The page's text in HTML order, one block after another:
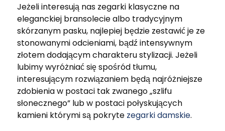
Jeżeli interesują nas zegarki klasyczne na
eleganckiej bransolecie albo tradycyjnym
skórzanym pasku, najlepiej będzie zestawić je ze
stonowanymi odcieniami, bądź intensywnym
złotem dodającym charakteru stylizacji. Jeżeli
lubimy wyróżniać się spośród tłumu,
interesującym rozwiązaniem będą najróżniejsze
zdobienia w postaci tak zwanego „szlifu
słonecznego” lub w postaci połyskujących
kamieni którymi są pokryte zegarki damskie.